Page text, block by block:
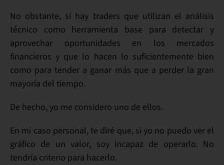
No obstante, sí hay traders que utilizan el análisis
técnico como herramienta base para detectar y
aprovechar oportunidades en los mercados
financieros y que lo hacen lo suficientemente bien
como para tender a ganar más que a perder la gran
mayoría del tiempo.
De hecho, yo me considero uno de ellos.
En mi caso personal, te diré que, si yo no puedo ver el
gráfico de un valor, soy incapaz de operarlo. No
tendría criterio para hacerlo.